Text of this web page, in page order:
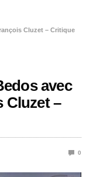
Cluzet – Critique
avec
Cluzet –
0